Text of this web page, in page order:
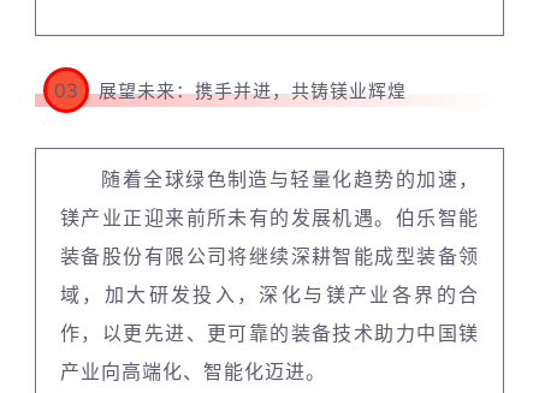
03 展望未来：携手并进，共铸镁业辉煌
随着全球绿色制造与轻量化趋势的加速，
镁产业正迎来前所未有的发展机遇。伯乐智能
装备股份有限公司将继续深耕智能成型装备领
域，加大研发投入，深化与镁产业各界的合
作，以更先进、更可靠的装备技术助力中国镁
产业向高端化、智能化迈进。